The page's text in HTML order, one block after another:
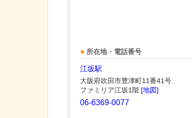
所在地・電話番号
江坂駅
大阪府吹田市豊津町11番41号
ファミリア江坂1階 [地図]
06-6369-0077